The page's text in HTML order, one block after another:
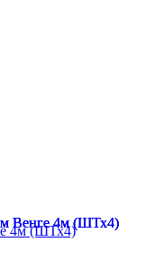
4м (ШТх4)